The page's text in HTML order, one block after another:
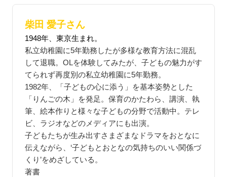
柴田 愛子さん
1948年、東京生まれ。
私立幼稚園に5年勤務したが多様な教育方法に混乱
して退職。OLを体験してみたが、子どもの魅力がす
てられず再度別の私立幼稚園に5年勤務。
1982年、「子どもの心に添う」を基本姿勢とした
「りんごの木」を発足。保育のかたわら、講演、執
筆、絵本作りと様々な子どもの分野で活動中。テレ
ビ、ラジオなどのメディアにも出演。
子どもたちが生み出すさまざまなドラマをおとなに
伝えながら、‘子どもとおとなの気持ちのいい関係づ
くり’をめざしている。
著書